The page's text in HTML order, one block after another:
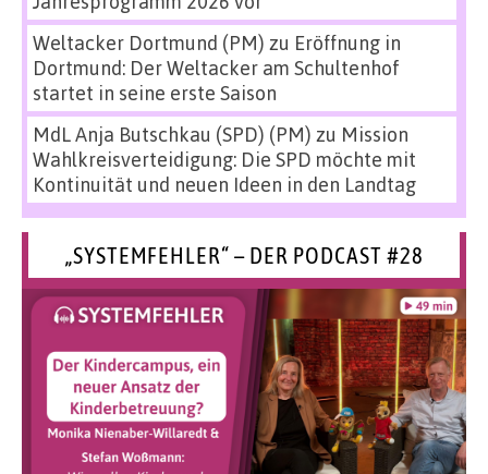
Weltacker Dortmund (PM) zu Eröffnung in
Dortmund: Der Weltacker am Schultenhof
startet in seine erste Saison
MdL Anja Butschkau (SPD) (PM) zu Mission
Wahlkreisverteidigung: Die SPD möchte mit
Kontinuität und neuen Ideen in den Landtag
„SYSTEMFEHLER“ – DER PODCAST #28